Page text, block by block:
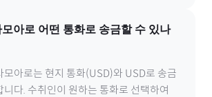
모아로 어떤 통화로 송금할 수 있나
모아로는 현지 통화(USD)와 USD로 송금
니다. 수취인이 원하는 통화로 선택하여